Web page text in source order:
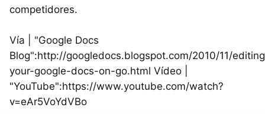
competidores.
Vía | "Google Docs
Blog":http://googledocs.blogspot.com/2010/11/
your-google-docs-on-go.html Vídeo |
"YouTube":https://www.youtube.com/watch?
v=eAr5VoYdVBo